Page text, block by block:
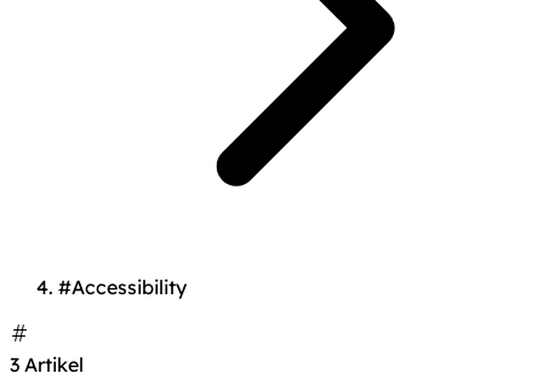
#Accessibility
3 Artikel